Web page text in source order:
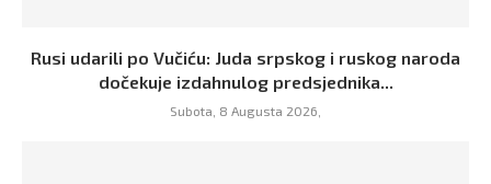
Rusi udarili po Vučiću: Juda srpskog i ruskog naroda
dočekuje izdahnulog predsjednika...
Subota, 8 Augusta 2026,